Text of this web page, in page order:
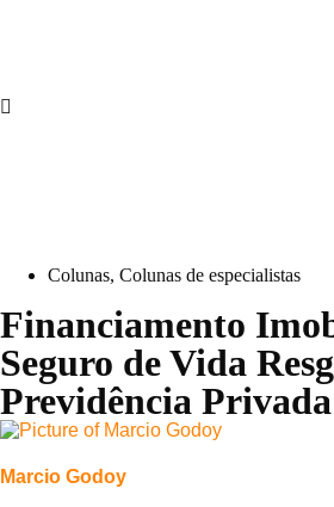
Colunas, Colunas de especialistas
Financiamento
Seguro de Vida
Previdência Privada
Marcio Godoy